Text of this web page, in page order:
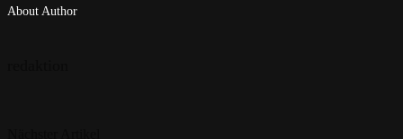
About Author